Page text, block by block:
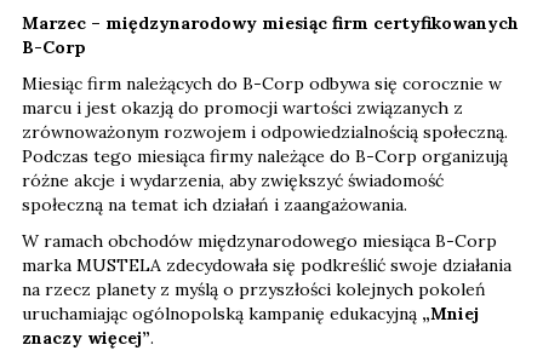
Marzec – międzynarodowy miesiąc firm certyfikowanych
B-Corp
Miesiąc firm należących do B-Corp odbywa się corocznie w
marcu i jest okazją do promocji wartości związanych z
zrównoważonym rozwojem i odpowiedzialnością społeczną.
Podczas tego miesiąca firmy należące do B-Corp organizują
różne akcje i wydarzenia, aby zwiększyć świadomość
społeczną na temat ich działań i zaangażowania.
W ramach obchodów międzynarodowego miesiąca B-Corp
marka MUSTELA zdecydowała się podkreślić swoje działania
na rzecz planety z myślą o przyszłości kolejnych pokoleń
uruchamiając ogólnopolską kampanię edukacyjną „Mniej
znaczy więcej”.